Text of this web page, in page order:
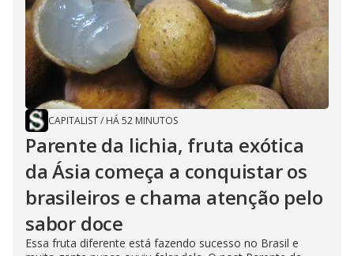
CAPITALIST/ HÁ 52 MINUTOS
Parente da lichia, fruta exótica
da Ásia começa a conquistar os
brasileiros e chama atenção pelo
sabor doce
Essa fruta diferente está fazendo sucesso no Brasil e